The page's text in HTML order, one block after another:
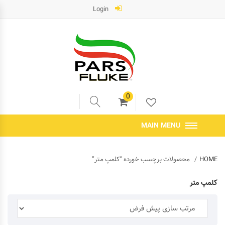
0
MAIN MENU
HOME محصولات برچسب خورده “کلمپ متر”
کلمپ متر